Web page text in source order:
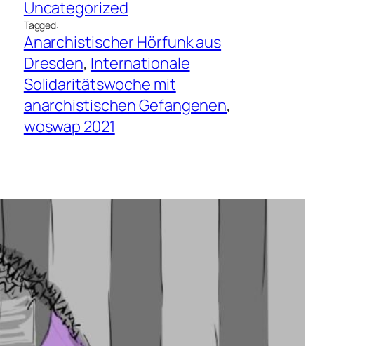
Uncategorized
Tagged:
Anarchistischer Hörfunk aus
Dresden, Internationale
Solidaritätswoche mit
anarchistischen Gefangenen
woswap 2021